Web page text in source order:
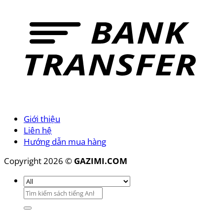
Giới thiệu
Liên hệ
Hướng dẫn mua hàng
Copyright 2026 © GAZIMI.COM
Tìm